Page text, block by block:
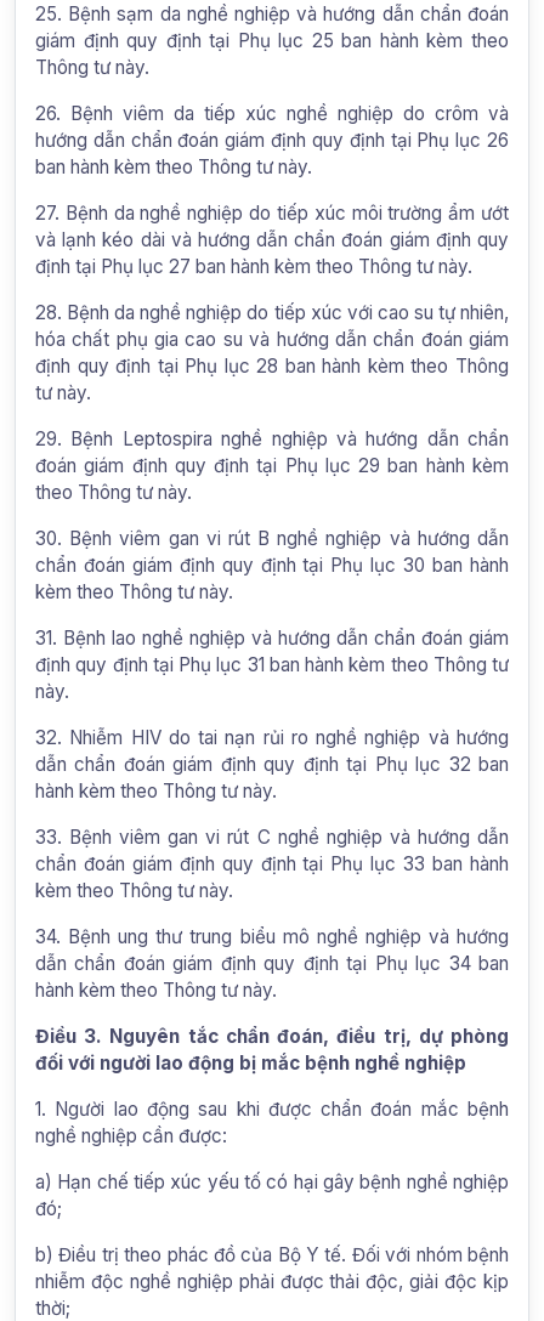
25. Bệnh sạm da nghề nghiệp và hướng dẫn chẩn đoán
giám định quy định tại Phụ lục 25 ban hành kèm theo
Thông tư này.
26. Bệnh viêm da tiếp xúc nghề nghiệp do crôm và
hướng dẫn chẩn đoán giám định quy định tại Phụ lục 26
ban hành kèm theo Thông tư này.
27. Bệnh da nghề nghiệp do tiếp xúc môi trường ẩm ướt
và lạnh kéo dài và hướng dẫn chẩn đoán giám định quy
định tại Phụ lục 27 ban hành kèm theo Thông tư này.
28. Bệnh da nghề nghiệp do tiếp xúc với cao su tự nhiên,
hóa chất phụ gia cao su và hướng dẫn chẩn đoán giám
định quy định tại Phụ lục 28 ban hành kèm theo Thông
tư này.
29. Bệnh Leptospira nghề nghiệp và hướng dẫn chẩn
đoán giám định quy định tại Phụ lục 29 ban hành kèm
theo Thông tư này.
30. Bệnh viêm gan vi rút B nghề nghiệp và hướng dẫn
chẩn đoán giám định quy định tại Phụ lục 30 ban hành
kèm theo Thông tư này.
31. Bệnh lao nghề nghiệp và hướng dẫn chẩn đoán giám
định quy định tại Phụ lục 31 ban hành kèm theo Thông tư
này.
32. Nhiễm HIV do tai nạn rủi ro nghề nghiệp và hướng
dẫn chẩn đoán giám định quy định tại Phụ lục 32 ban
hành kèm theo Thông tư này.
33. Bệnh viêm gan vi rút C nghề nghiệp và hướng dẫn
chẩn đoán giám định quy định tại Phụ lục 33 ban hành
kèm theo Thông tư này.
34. Bệnh ung thư trung biểu mô nghề nghiệp và hướng
dẫn chẩn đoán giám định quy định tại Phụ lục 34 ban
hành kèm theo Thông tư này.
Điều 3. Nguyên tắc chẩn đoán, điều trị, dự phòng
đối với người lao động bị mắc bệnh nghề nghiệp
1. Người lao động sau khi được chẩn đoán mắc bệnh
nghề nghiệp cần được:
a) Hạn chế tiếp xúc yếu tố có hại gây bệnh nghề nghiệp
đó;
b) Điều trị theo phác đồ của Bộ Y tế. Đối với nhóm bệnh
nhiễm độc nghề nghiệp phải được thải độc, giải độc kịp
thời;